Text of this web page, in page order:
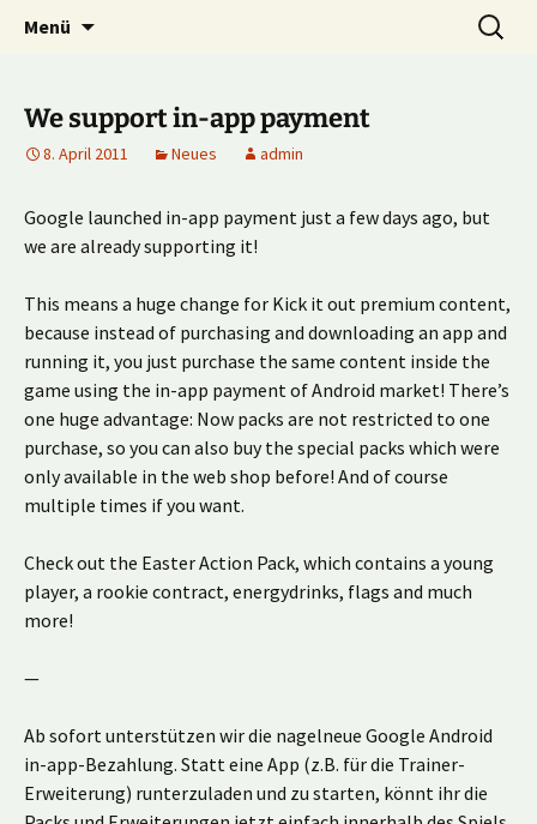
Kick it out!
Multiplayer Football Manager
Menü
Suche
nach:
We support in-app payment
8. April 2011 Neues admin
Google launched in-app payment just a few days ago, but
we are already supporting it!
This means a huge change for Kick it out premium content,
because instead of purchasing and downloading an app and
running it, you just purchase the same content inside the
game using the in-app payment of Android market! There’s
one huge advantage: Now packs are not restricted to one
purchase, so you can also buy the special packs which were
only available in the web shop before! And of course
multiple times if you want.
Check out the Easter Action Pack, which contains a young
player, a rookie contract, energydrinks, flags and much
more!
—
Ab sofort unterstützen wir die nagelneue Google Android
in-app-Bezahlung. Statt eine App (z.B. für die Trainer-
Erweiterung) runterzuladen und zu starten, könnt ihr die